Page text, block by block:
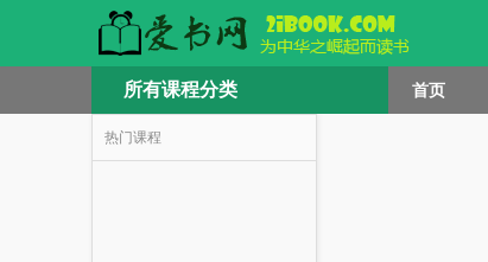
所有课程分类 首页
热门课程